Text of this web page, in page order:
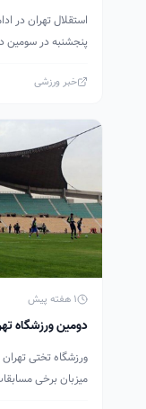
استقلال تهران در
پنجشنبه در سومین
خبر ورزشی
1 هفته پیش
دومین ورزشگاه
ورزشگاه تختی
میزبان برخی